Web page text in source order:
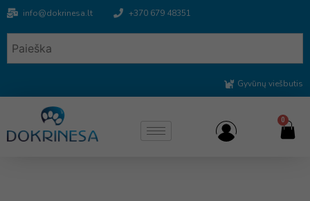
info@dokrinesa.lt +370 679 48351
Gyvūnų viešbutis
0